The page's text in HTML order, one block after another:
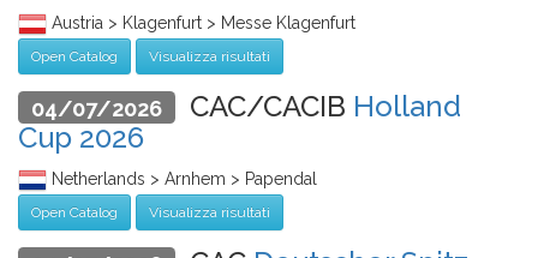
Austria > Klagenfurt > Messe Klagenfurt
Open Catalog Visualizza risultati
04/07/2026 CAC/CACIB Holland
Cup 2026
Netherlands > Arnhem > Papendal
Open Catalog Visualizza risultati